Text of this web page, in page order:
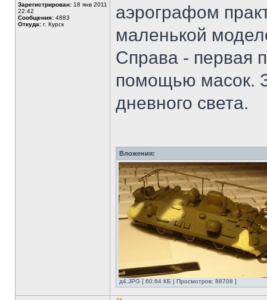
Зарегистрирован: 18 янв 2011
22:42
Сообщения: 4883
Откуда: г. Курск
аэрографом
маленькой
Справа - первая
помощью масок.
дневного света.
Вложения:
д4.JPG [ 60.64 КБ | Просмотров: 88708 ]